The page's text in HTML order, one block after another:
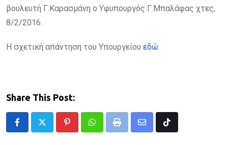
βουλευτή Γ.Καρασμάνη ο Υφυπουργός Γ.Μπαλάφας χτες,
8/2/2016.
Η σχετική απάντηση του Υπουργείου εδώ
Share This Post:
PinterestWhatsappPrint
Share
Tiktok